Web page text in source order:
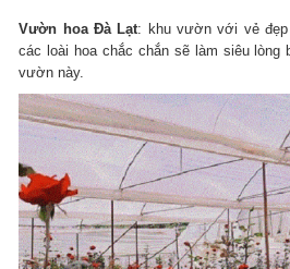
Vườn hoa Đà Lạt: khu vườn với vẻ
các loài hoa chắc chắn sẽ làm siêu
vườn này.